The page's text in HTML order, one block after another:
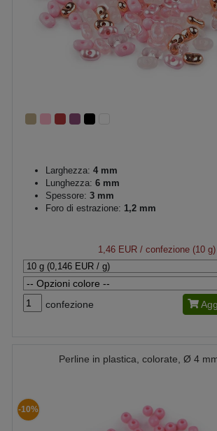
Larghezza: 4 mm
Lunghezza: 6 mm
Spessore: 3 mm
Foro di estrazione: 1,2 mm
1,46 EUR / confezione (10 g)
confezione
Perline in plastica, colorate, Ø 4
-10%